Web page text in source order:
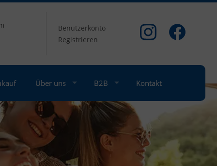
Benutzerkonto
Registrieren
Über uns B2B Kontakt